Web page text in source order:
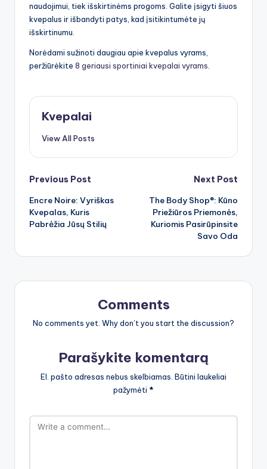
naudojimui, tiek išskirtinėms progoms. Galite įsigyti šiuos
kvepalus ir išbandyti patys, kad įsitikintumėte jų
išskirtinumu.
Norėdami sužinoti daugiau apie kvepalus vyrams,
peržiūrėkite 8 geriausi sportiniai kvepalai vyrams
Kvepalai
View All Posts
Post
navigation
Previous Post
Encre Noire: Vyriškas
Kvepalas, Kuris
Pabrėžia Jūsų Stilių
Next Post
The Body Shop®: Kūno
Priežiūros Priemonės,
Kuriomis Pasirūpinsite
Savo Oda
Comments
No comments yet. Why don’t you start the discussion?
Parašykite komentarą
El. pašto adresas nebus skelbiamas. Būtini laukeliai
pažymėti *